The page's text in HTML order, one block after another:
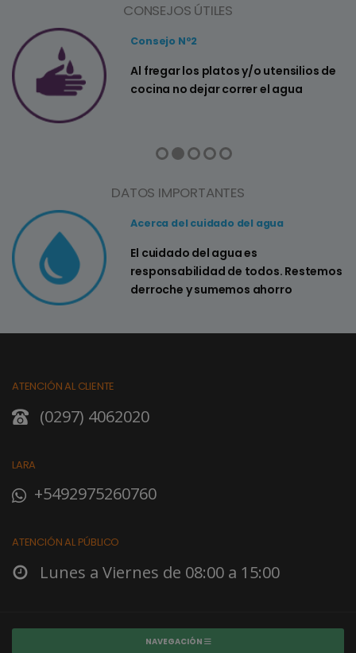
CONSEJOS ÚTILES
Consejo Nº2
Al fregar los platos y/o utensilios de
cocina no dejar correr el agua
DATOS IMPORTANTES
Acerca del cuidado del agua
El cuidado del agua es
responsabilidad de todos. Restemos
derroche y sumemos ahorro
ATENCIÓN AL CLIENTE
(0297) 4062020
LARA
+5492975260760
ATENCIÓN AL PÚBLICO
Lunes a Viernes de 08:00 a 15:00
NAVEGACIÓN